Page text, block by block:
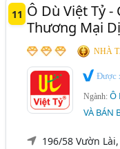
11 Ô Dù Việt Tỷ -
Thương Mại
NHÀ
Được
Ngành:Ô
VÀ BÁN
196/58 Vườn